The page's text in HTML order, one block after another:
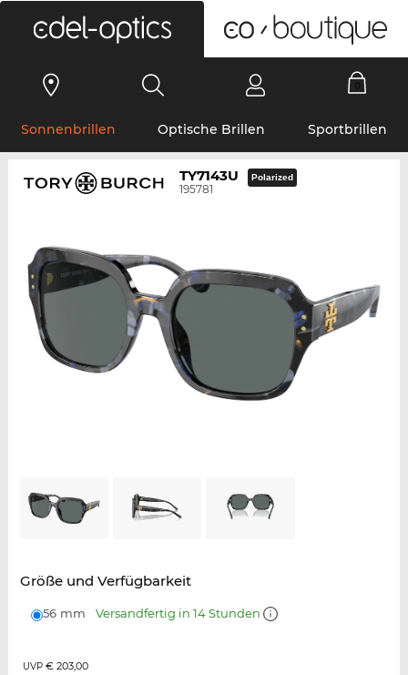
Sonnenbrillen Optische Brillen Sportbrillen
TY7143U
195781
Polarized
Größe und Verfügbarkeit
56 mm Versandfertig in 14 Stunden
UVP € 203,00